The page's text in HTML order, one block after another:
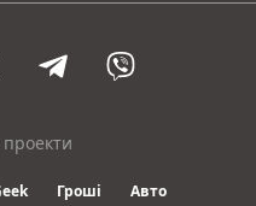
Гроші Авто